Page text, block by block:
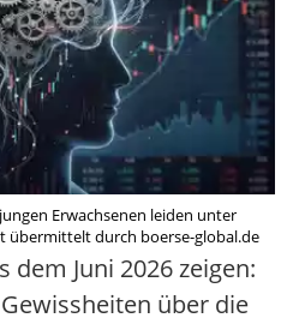
Erwachsenen leiden unter
übermittelt durch boerse-global.de
dem Juni 2026 zeigen:
über die